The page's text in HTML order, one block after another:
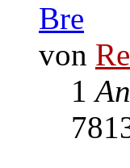
Bre
von
1